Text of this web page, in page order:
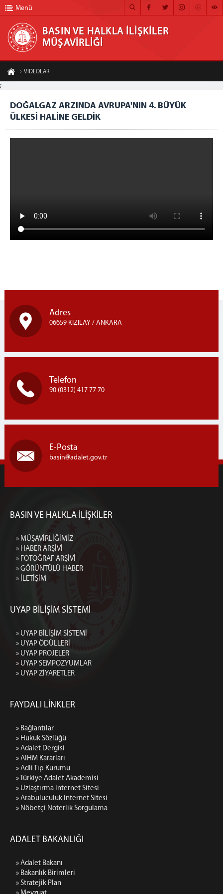
BASIN VE HALKLA İLİŞKİLER MÜŞAVİRLİĞİ
ANA SAYFA
MÜŞAVİRLİĞİMİZ
HABER ARŞİVİ
FOTOĞRAF ARŞİVİ
Menü
BASIN VE HALKLA İLİŞKİLER
MÜŞAVİRLİĞİ
VİDEOLAR
Paylaş
;
DOĞALGAZ ARZINDA AVRUPA'NIN 4. BÜYÜK
ÜLKESİ HALİNE GELDİK
Adres
06659 KIZILAY / ANKARA
Telefon
90 (0312) 417 77 70
E-Posta
basin adalet.gov.tr
BASIN VE HALKLA İLİŞKİLER
» MÜŞAVİRLİĞİMİZ
» HABER ARŞİVİ
» FOTOĞRAF ARŞİVİ
» GÖRÜNTÜLÜ HABER
» İLETİŞİM
UYAP BİLİŞİM SİSTEMİ
» UYAP BİLİŞİM SİSTEMİ
» UYAP ÖDÜLLERİ
» UYAP PROJELER
» UYAP SEMPOZYUMLAR
» UYAP ZİYARETLER
FAYDALI LİNKLER
» Bağlantılar
» Hukuk Sözlüğü
» Adalet Dergisi
» AİHM Kararları
» Adli Tıp Kurumu
» Türkiye Adalet Akademisi
» Uzlaştırma İnternet Sitesi
» Arabuluculuk İnternet Sitesi
» Nöbetçi Noterlik Sorgulama
ADALET BAKANLIĞI
» Adalet Bakanı
» Bakanlık Birimleri
» Stratejik Plan